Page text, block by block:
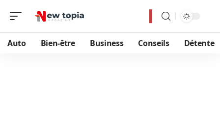
Auto Bien-être Business Conseils Détente